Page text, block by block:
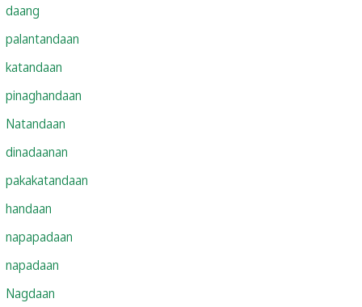
daang
palantandaan
katandaan
pinaghandaan
Natandaan
dinadaanan
pakakatandaan
handaan
napapadaan
napadaan
Nagdaan